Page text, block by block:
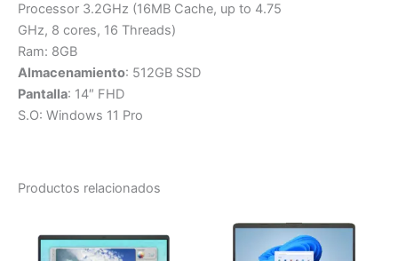
Processor 3.2GHz (16MB Cache, up to 4.75
GHz, 8 cores, 16 Threads)
Ram: 8GB
Almacenamiento: 512GB SSD
Pantalla: 14″ FHD
S.O: Windows 11 Pro
Productos relacionados